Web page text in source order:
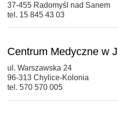
37-455 Radomyśl nad Sanem
tel. 15 845 43 03
Centrum Medyczne w
ul. Warszawska 24
96-313 Chylice-Kolonia
tel. 570 570 005